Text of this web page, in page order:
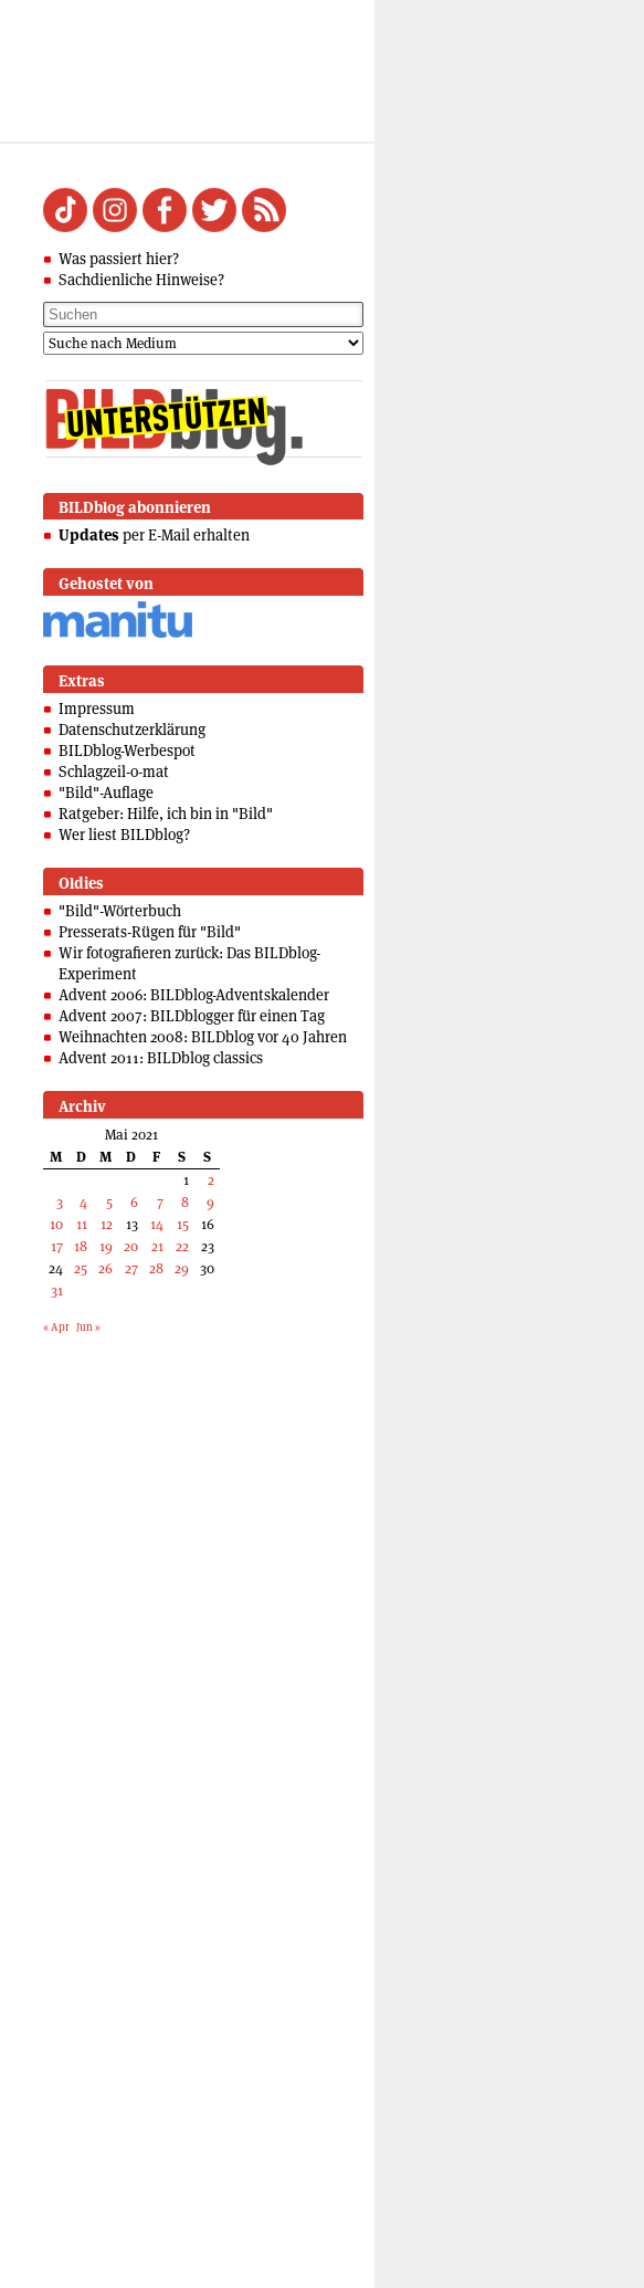
Was passiert hier?
Sachdienliche Hinweise?
BILDblog abonnieren
Updates per E-Mail erhalten
Gehostet von
Extras
Impressum
Datenschutzerklärung
BILDblog-Werbespot
Schlagzeil-o-mat
"Bild"-Auflage
Ratgeber: Hilfe, ich bin in "Bild"
Wer liest BILDblog?
Oldies
"Bild"-Wörterbuch
Presserats-Rügen für "Bild"
Wir fotografieren zurück: Das BILDblog-
Experiment
Advent 2006: BILDblog-Adventskalender
Advent 2007: BILDblogger für einen Tag
Weihnachten 2008: BILDblog vor 40 Jahren
Advent 2011: BILDblog classics
Archiv
Mai 2021
M
D M D F S
S
1
2
3
4 5 6 7 8
9
10
11 12 13 14 15
16
17 18 19 20 21 22
23
24 25 26 27 28 29 30
31
« Apr Jun »